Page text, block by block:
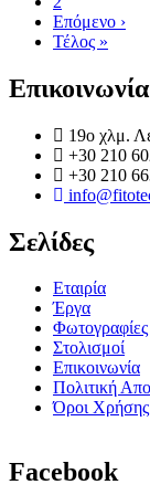
Σελιδοποίηση
Next
page
Επόμενο ›
Last
Τέλος »
Επικοινωνία
19o χλμ.
+30 210
+30 210
Σελίδες
Εταιρία
Έργα
Φωτογραφίες
Στολισμοί
Επικοινωνία
Πολιτική
Όροι Χρήσης
Facebook